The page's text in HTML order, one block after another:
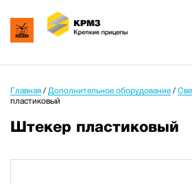
Главная / Дополнительное оборудование /
пластиковый
Штекер пластиковый